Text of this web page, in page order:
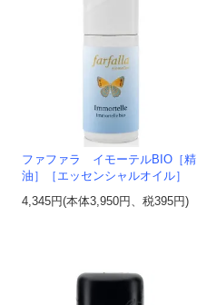
ファファラ イモーテルBIO［精
油］［エッセンシャルオイル］
4,345円(本体3,950円、税395円)